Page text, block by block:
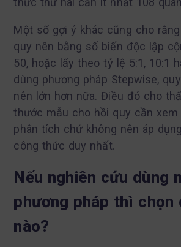
Một số gợi ý khác cũng cho
quy nên bằng số biến độc lập
50, hoặc lấy theo tỷ lệ 5:1, 10:1
dùng phương pháp Stepwise,
nên lớn hơn nữa. Điều đó cho
thước mẫu cho hồi quy cần
phân tích chứ không nên áp
công thức duy nhất.
Nếu nghiên cứu dùng
phương pháp thì chọn
nào?